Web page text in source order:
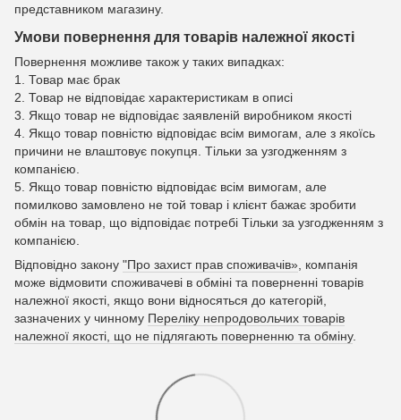
представником магазину.
Умови повернення для товарів належної якості
Повернення можливе також у таких випадках:
1. Товар має брак
2. Товар не відповідає характеристикам в описі
3. Якщо товар не відповідає заявленій виробником якості
4. Якщо товар повністю відповідає всім вимогам, але з якоїсь
причини не влаштовує покупця. Тільки за узгодженням з
компанією.
5. Якщо товар повністю відповідає всім вимогам, але
помилково замовлено не той товар і клієнт бажає зробити
обмін на товар, що відповідає потребі Тільки за узгодженням з
компанією.
Відповідно закону "Про захист прав споживачів» , компанія
може відмовити споживачеві в обміні та поверненні товарів
належної якості, якщо вони відносяться до категорій,
зазначених у чинному Переліку непродовольчих товарів
належної якості, що не підлягають поверненню та обміну.